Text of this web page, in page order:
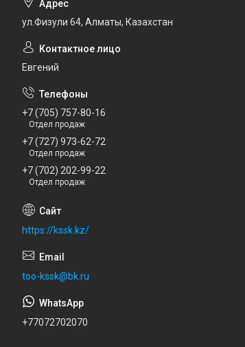
ул.Физули 64, Алматы, Казахстан
Евгений
+7 (705) 757-80-16
Отдел продаж
+7 (727) 973-62-72
Отдел продаж
+7 (702) 202-99-22
Отдел продаж
https://kssk.kz/
too-kssk@bk.ru
+77072702070